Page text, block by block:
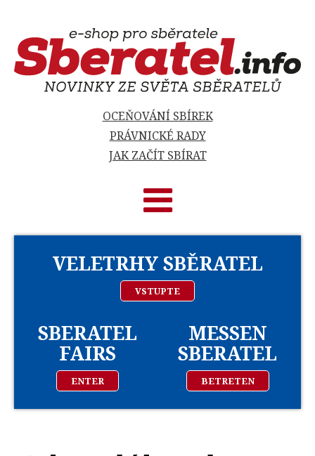
OCEŇOVÁNÍ SBÍREK
PRÁVNICKÉ RADY
JAK ZAČÍT SBÍRAT
VELETRHY SBĚRATEL
VSTUPTE
SBERATEL
FAIRS
ENTER
MESSEN
SBERATEL
BETRETEN